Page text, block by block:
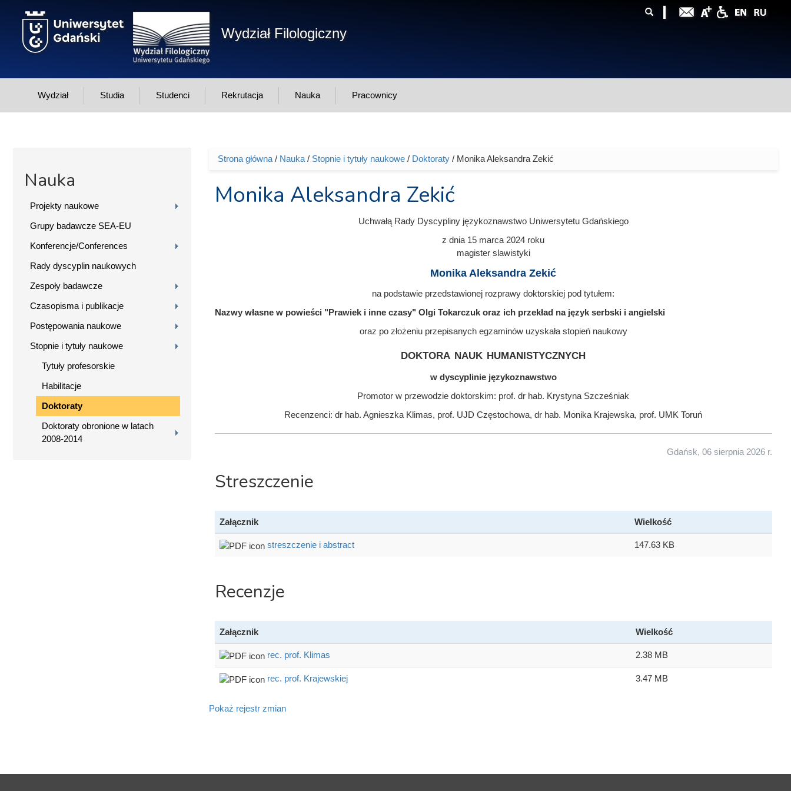
Wydział Filologiczny
Wydział Studia Studenci Rekrutacja Nauka Pracownicy
Nauka
Projekty naukowe
Grupy badawcze SEA-EU
Konferencje/Conferences
Rady dyscyplin naukowych
Zespoły badawcze
Czasopisma i publikacje
Postępowania naukowe
Stopnie i tytuły naukowe
Tytuły profesorskie
Habilitacje
Doktoraty
Doktoraty obronione w latach
2008-2014
Jesteś tutaj
Strona główna/ Nauka/ Stopnie i tytuły naukowe/ Doktoraty/ Monika Aleksandra Zekić
Monika Aleksandra Zekić
Uchwałą Rady Dyscypliny językoznawstwo Uniwersytetu Gdańskiego
z dnia 15 marca 2024 roku
magister slawistyki
Monika Aleksandra Zekić
na podstawie przedstawionej rozprawy doktorskiej pod tytułem:
Nazwy własne w powieści "Prawiek i inne czasy" Olgi Tokarczuk oraz ich przekład na język serbski i angielski
oraz po złożeniu przepisanych egzaminów uzyskała stopień naukowy
doktora nauk humanistycznych
w dyscyplinie językoznawstwo
Promotor w przewodzie doktorskim: prof. dr hab. Krystyna Szcześniak
Recenzenci: dr hab. Agnieszka Klimas, prof. UJD Częstochowa, dr hab. Monika Krajewska, prof. UMK Toruń
Gdańsk, 06 sierpnia 2026 r.
Streszczenie
Załącznik Wielkość
streszczenie i abstract 147.63 KB
Recenzje
Załącznik Wielkość
rec. prof. Klimas 2.38 MB
rec. prof. Krajewskiej 3.47 MB
Pokaż rejestr zmian